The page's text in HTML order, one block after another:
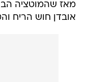
מאז שהמוטציה
אובדן חוש הריח